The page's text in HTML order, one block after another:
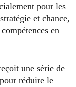
pour les
et chance,
en
une série de
réduire le